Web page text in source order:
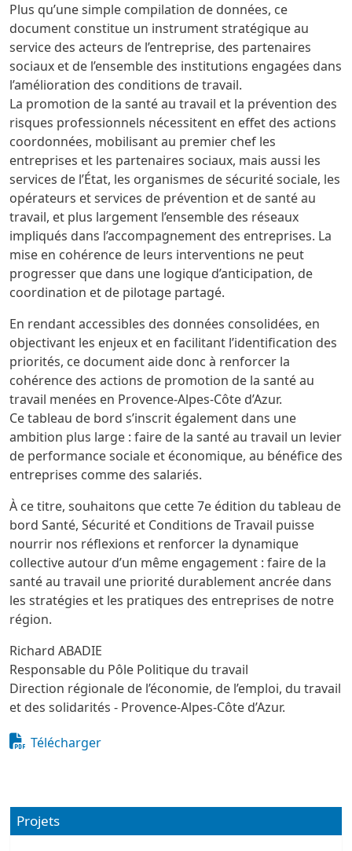
Plus qu’une simple compilation de données, ce
document constitue un instrument stratégique au
service des acteurs de l’entreprise, des partenaires
sociaux et de l’ensemble des institutions engagées dans
l’amélioration des conditions de travail.
La promotion de la santé au travail et la prévention des
risques professionnels nécessitent en effet des actions
coordonnées, mobilisant au premier chef les
entreprises et les partenaires sociaux, mais aussi les
services de l’État, les organismes de sécurité sociale, les
opérateurs et services de prévention et de santé au
travail, et plus largement l’ensemble des réseaux
impliqués dans l’accompagnement des entreprises. La
mise en cohérence de leurs interventions ne peut
progresser que dans une logique d’anticipation, de
coordination et de pilotage partagé.
En rendant accessibles des données consolidées, en
objectivant les enjeux et en facilitant l’identification des
priorités, ce document aide donc à renforcer la
cohérence des actions de promotion de la santé au
travail menées en Provence-Alpes-Côte d’Azur.
Ce tableau de bord s’inscrit également dans une
ambition plus large : faire de la santé au travail un levier
de performance sociale et économique, au bénéfice des
entreprises comme des salariés.
À ce titre, souhaitons que cette 7e édition du tableau de
bord Santé, Sécurité et Conditions de Travail puisse
nourrir nos réflexions et renforcer la dynamique
collective autour d’un même engagement : faire de la
santé au travail une priorité durablement ancrée dans
les stratégies et les pratiques des entreprises de notre
région.
Richard ABADIE
Responsable du Pôle Politique du travail
Direction régionale de l’économie, de l’emploi, du travail
et des solidarités - Provence-Alpes-Côte d’Azur.
Fichier
Document
Télécharger
Projets